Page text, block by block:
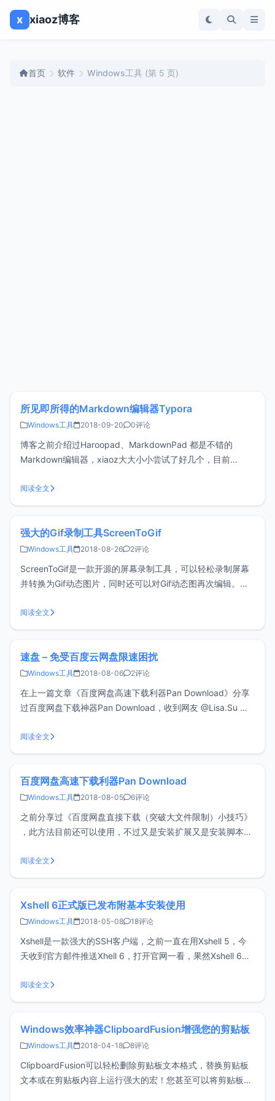
x xiaoz博客
首页 软件 Windows工具 (第 5 页)
所见即所得的Markdown编辑器Typora
Windows工具 2018-09-20 0评论
博客之前介绍过Haroopad、MarkdownPad 都是不错的
Markdown编辑器，xiaoz大大小小尝试了好几个，目前
明随着Typora的不断更新，Typora已经支持Windows、
Linux、MacOS三大主流系统，同时已支持中
阅读全文
强大的Gif录制工具ScreenToGif
Windows工具 2018-08-26 2评论
ScreenToGif是一款开源的屏幕录制工具，可以轻松录制屏幕
并转换为Gif动态图片，同时还可以对Gif动态图再次编辑。下
持，使用之前请确保已经安装.NET 4.6，以免无法正常使用，
以下提供的是官方绿色版
阅读全文
速盘 – 免受百度云网盘限速困扰
Windows工具 2018-08-06 2评论
在上一篇文章《百度网盘高速下载利器Pan Download》分享
过百度网盘下载神器Pan Download，收到网友 @Lisa.Su 留
还不错，特此分享一下。主要功能免登录高速下载百度网盘资
源搜索百度网盘共享资源个人网盘管理，如离线下载、文件
阅读全文
百度网盘高速下载利器Pan Download
Windows工具 2018-08-05 6评论
之前分享过《百度网盘直接下载（突破大文件限制）小技巧》
，此方法目前还可以使用，不过又是安装扩展又是安装脚本
Download，无需额外设置，绿色免安装下载即用。Pan
Download主要特点绿色免安装、无广告，开箱即用突破百度
阅读全文
Xshell 6正式版已发布附基本安装使用
Windows工具 2018-05-08 18评论
Xshell是一款强大的SSH客户端，之前一直在用Xshell 5，今
天收到官方邮件推送Xhell 6，打开官网一看，果然Xshell 6正
件，于是就去网上下XX破解版，XX汉化版，其实完全没这个
必要。Xshell不仅默认支持中文，而
阅读全文
Windows效率神器ClipboardFusion增强您的剪贴板
Windows工具 2018-04-18 8评论
ClipboardFusion可以轻松删除剪贴板文本格式，替换剪贴板
文本或在剪贴板内容上运行强大的宏！您甚至可以将剪贴板与